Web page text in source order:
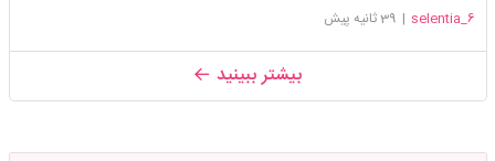
selentia_6
| 39 ثانیه پیش
بیشتر ببینید